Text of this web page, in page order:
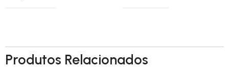
Produtos Relacionados